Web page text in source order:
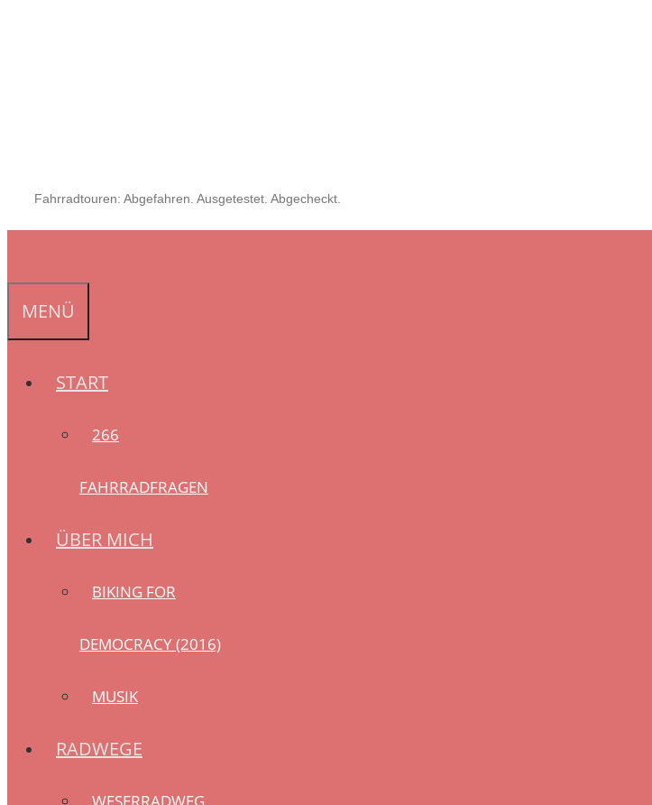
Fahrradtouren: Abgefahren. Ausgetestet. Abgecheckt.
MENÜ
START
266
FAHRRADFRAGEN
ÜBER MICH
BIKING FOR
DEMOCRACY (2016)
MUSIK
RADWEGE